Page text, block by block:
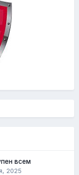
всем
2025